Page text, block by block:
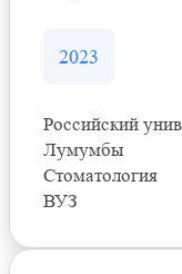
2023
Российский
Лумумбы
Стоматология
ВУЗ